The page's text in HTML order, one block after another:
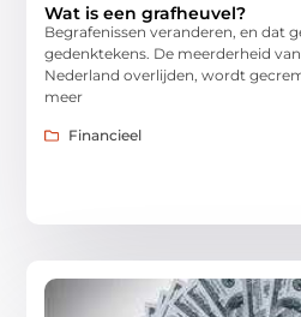
Wat is een grafheuvel?
Begrafenissen veranderen, en dat
gedenktekens. De meerderheid
Nederland overlijden, wordt
meer
Financieel